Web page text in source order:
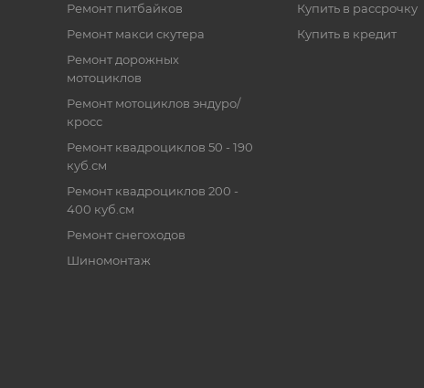
Ремонт питбайков
Ремонт макси скутера
Ремонт дорожных
мотоциклов
Ремонт мотоциклов эндуро/
кросс
Ремонт квадроциклов 50 - 190
куб.см
Ремонт квадроциклов 200 -
400 куб.см
Ремонт снегоходов
Шиномонтаж
Купить в рассрочку
Купить в кредит